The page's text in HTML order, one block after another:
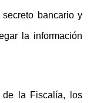
bancario y
la información
de la Fiscalía, los